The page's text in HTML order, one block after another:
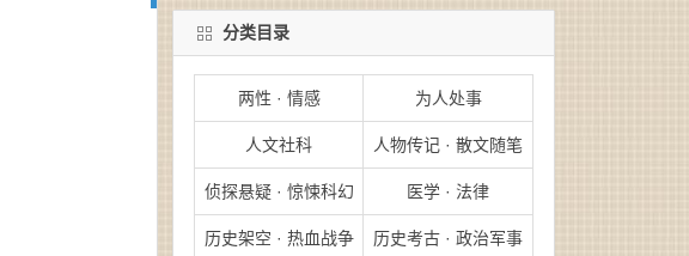
分类目录
两性 · 情感 为人处事
人文社科 人物传记 · 散文随笔
侦探悬疑 · 惊悚科幻 医学 · 法律
历史架空 · 热血战争 历史考古 · 政治军事